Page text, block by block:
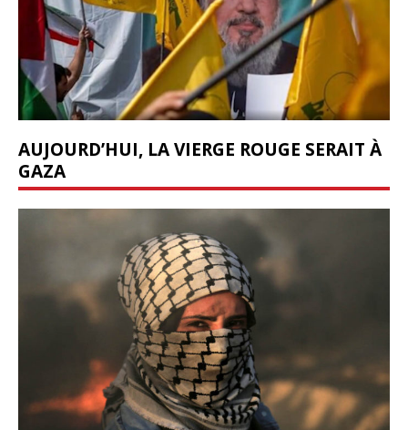
AUJOURD’HUI, LA VIERGE ROUGE SERAIT À
GAZA